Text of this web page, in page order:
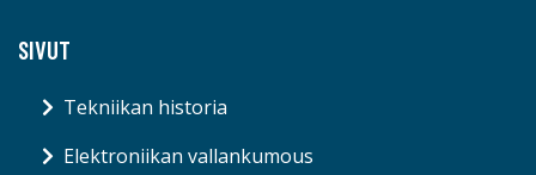
SIVUT
Tekniikan historia
Elektroniikan vallankumous